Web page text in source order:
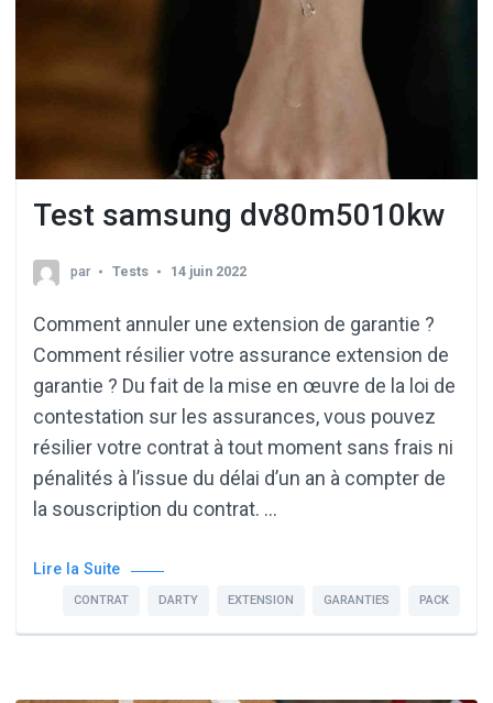
Test samsung dv80m5010kw
par Tests 14 juin 2022
Comment annuler une extension de garantie ?
Comment résilier votre assurance extension de
garantie ? Du fait de la mise en œuvre de la loi de
contestation sur les assurances, vous pouvez
résilier votre contrat à tout moment sans frais ni
pénalités à l’issue du délai d’un an à compter de
la souscription du contrat. …
Lire la Suite
CONTRAT DARTY EXTENSION GARANTIES PACK